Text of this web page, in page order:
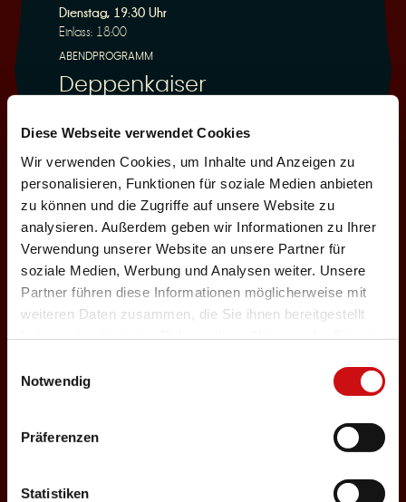
Diese Webseite verwendet Cookies
Wir verwenden Cookies, um Inhalte und Anzeigen zu
personalisieren, Funktionen für soziale Medien anbieten
zu können und die Zugriffe auf unsere Website zu
analysieren. Außerdem geben wir Informationen zu Ihrer
Verwendung unserer Website an unsere Partner für
soziale Medien, Werbung und Analysen weiter. Unsere
Partner führen diese Informationen möglicherweise mit
weiteren Daten zusammen, die Sie ihnen bereitgestellt
Notwendig
Präferenzen
Statistiken
Dienstag, 19:30 Uhr
Einlass: 18:00
ABENDPROGRAMM
Deppenkaiser
03.12.2026
Donnerstag, 19:30 Uhr
Einlass: 18:00
ABENDPROGRAMM
Deppenkaiser
Samstag, 18:00 Uhr
ABENDPROGRAMM